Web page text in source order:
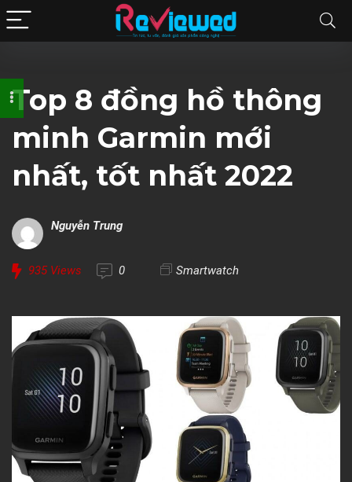
Top 8 đồng hồ thông
minh Garmin mới
nhất, tốt nhất 2022
Nguyễn Trung
935Views 0 Smartwatch